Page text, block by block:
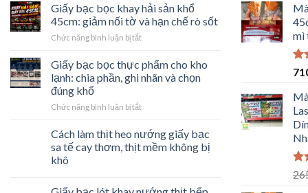
Giấy bạc bọc khay hải sản khổ
45cm: giảm nối tờ và hạn chế rò sốt
Chức năng bình luận bị tắtở
bạc
bọc
khay
sản
45cm:
giảm
nối
hạn
Giấy bạc bọc thực phẩm cho kho
lạnh: chia phần, ghi nhãn và chọn
đúng khổ
Chức năng bình luận bị tắtở
bạc
bọc
thực
kho
Cách làm thịt heo nướng giấy bạc
sa tế cay thơm, thịt mềm không bị
khô
mì
5